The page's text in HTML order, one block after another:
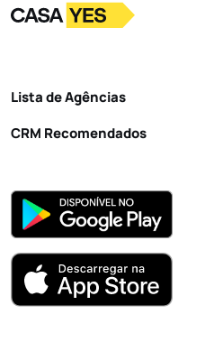
LogoIr para a homepage
Lista de Agências
CRM Recomendados